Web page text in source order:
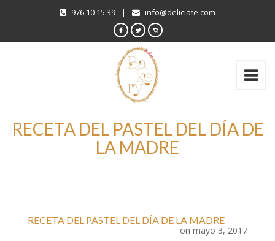
976 10 15 39 | info@deliciate.com
RECETA DEL PASTEL DEL DÍA DE
LA MADRE
RECETA DEL PASTEL DEL DÍA DE LA MADRE
on mayo 3, 2017